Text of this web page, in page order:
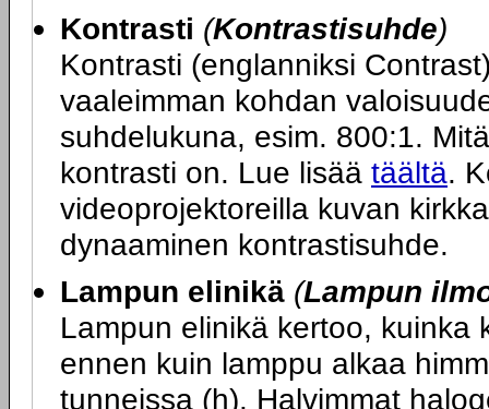
Kontrasti (Kontrastisuhde)
Kontrasti (englanniksi
vaaleimman kohdan
suhdelukuna, esim. 800:1.
kontrasti on. Lue lisää täältä.
videoprojektoreilla kuvan
dynaaminen kontrastisuhde.
Lampun elinikä (Lampun
Lampun elinikä kertoo, kuinka
ennen kuin lamppu alkaa
tunneissa (h). Halvimmat